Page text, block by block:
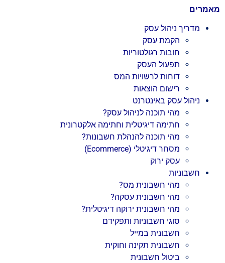
מאמרים
מדריך ניהול עסק
הקמת עסק
חובות רגולטוריות
תפעול העסק
דוחות לרשויות המס
רישום הוצאות
ניהול עסק באינטרנט
מהי תוכנה לניהול עסק?
חתימה דיגיטלית וחתימה אלקטרונית
מהי תוכנה להנהלת חשבונות?
מסחר דיגיטלי (Ecommerce)
עסק ירוק
חשבוניות
מהי חשבונית מס?
מהי חשבונית עסקה?
מהי חשבונית ירוקה דיגיטלית?
סוגי חשבוניות ותפקידם
חשבונית במייל
חשבונית תקינה וחוקית
ביטול חשבונית